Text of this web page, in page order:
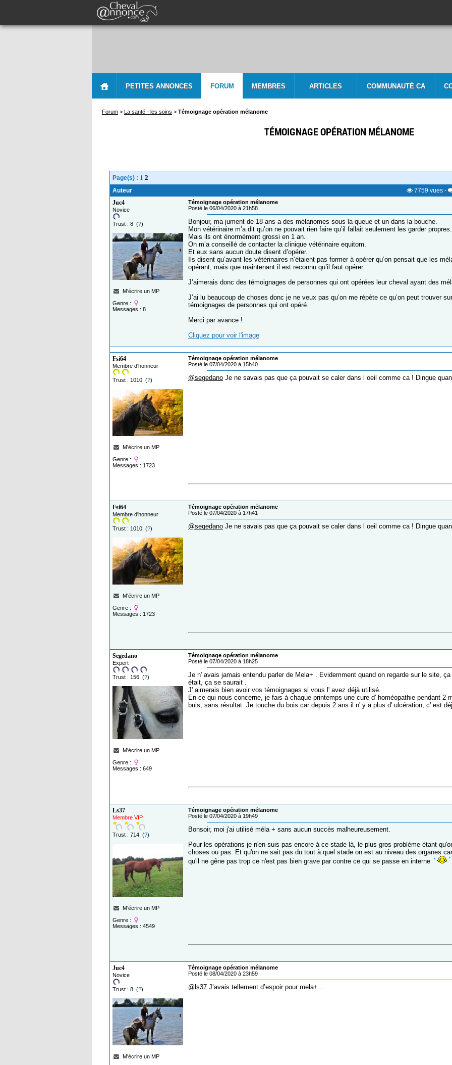
PETITES ANNONCES FORUM MEMBRES ARTICLES COMMUNAUTÉ CA
Forum > La santé - les soins > Témoignage opération mélanome
TÉMOIGNAGE OPÉRATION MÉLANOME
Page(s) : 1 2
Auteur 7759 vues -
Juc4
Novice
Trust : 8 (?)
M'écrire un MP
Genre :
Messages : 8
Témoignage opération mélanome
Posté le 06/04/2020 à 21h58
Bonjour, ma jument de 18 ans a des mélanomes sous la queue et un dans la bouche.
Mon vétérinaire m’a dit qu’on ne pouvait rien faire qu’il fallait seulement les garder propres.
Mais ils ont énormément grossi en 1 an.
On m’a conseillé de contacter la clinique vétérinaire equitom.
Et eux sans aucun doute disent d’opérer.
Ils disent qu’avant les vétérinaires n’étaient pas former à opérer qu’on pensait que les
opérant, mais que maintenant il est reconnu qu’il faut opérer.
J’aimerais donc des témoignages de personnes qui ont opérées leur cheval ayant des
J’ai lu beaucoup de choses donc je ne veux pas qu’on me répète ce qu’on peut trouver
témoignages de personnes qui ont opéré.
Merci par avance !
Cliquez pour voir l'image
Fsi64
Membre d'honneur
Trust : 1010 (?)
M'écrire un MP
Genre :
Messages : 1723
Témoignage opération mélanome
Posté le 07/04/2020 à 15h40
@segedano Je ne savais pas que ça pouvait se caler dans l oeil comme ca ! Dingue
Fsi64
Membre d'honneur
Trust : 1010 (?)
M'écrire un MP
Genre :
Messages : 1723
Témoignage opération mélanome
Posté le 07/04/2020 à 17h41
@segedano Je ne savais pas que ça pouvait se caler dans l oeil comme ca ! Dingue
Segedano
Expert
Trust : 156 (?)
M'écrire un MP
Genre :
Messages : 649
Témoignage opération mélanome
Posté le 07/04/2020 à 18h25
Je n' avais jamais entendu parler de Mela+ . Evidemment quand on regarde sur le site,
était, ça se saurait .
J' aimerais bien avoir vos témoignages si vous l' avez déjà utilisé.
En ce qui nous concerne, je fais à chaque printemps une cure d' homéopathie pendant 2
buis, sans résultat. Je touche du bois car depuis 2 ans il n' y a plus d' ulcération, c' est
Ls37
Membre VIP
Trust : 714 (?)
M'écrire un MP
Genre :
Messages : 4549
Témoignage opération mélanome
Posté le 07/04/2020 à 19h49
Bonsoir, moi j'ai utilisé méla + sans aucun succès malheureusement.
Pour les opérations je n'en suis pas encore à ce stade là, le plus gros problème étant
choses ou pas. Et qu'on ne sait pas du tout à quel stade on est au niveau des organes
qu'il ne gêne pas trop ce n'est pas bien grave par contre ce qui se passe en interne
Juc4
Novice
Trust : 8 (?)
M'écrire un MP
Témoignage opération mélanome
Posté le 08/04/2020 à 23h59
@ls37 J’avais tellement d’espoir pour mela+...